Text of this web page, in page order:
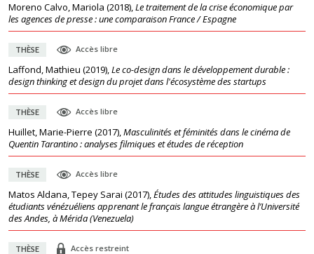
Moreno Calvo, Mariola (2018),Le traitement de la crise économique par
les agences de presse : une comparaison France / Espagne
THÈSE Accès libre
Laffond, Mathieu (2019),Le co-design dans le développement durable :
design thinking et design du projet dans l'écosystème des startups
THÈSE Accès libre
Huillet, Marie-Pierre (2017),Masculinités et féminités dans le cinéma de
Quentin Tarantino : analyses filmiques et études de réception
THÈSE Accès libre
Matos Aldana, Tepey Sarai (2017),Études des attitudes linguistiques des
étudiants vénézuéliens apprenant le français langue étrangère à l’Université
des Andes, à Mérida (Venezuela)
THÈSE Accès restreint